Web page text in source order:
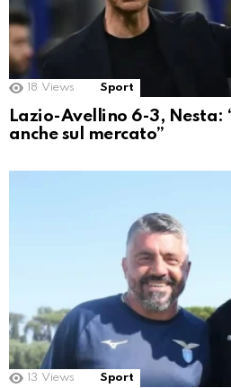
18 Views Sport
Lazio-Avellino 6-3, Nesta:
anche sul mercato”
13 Views Sport